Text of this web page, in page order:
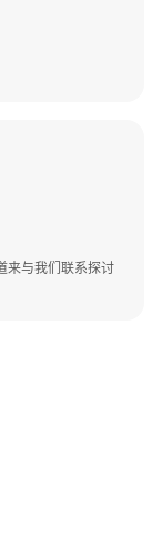
来与我们联系探讨